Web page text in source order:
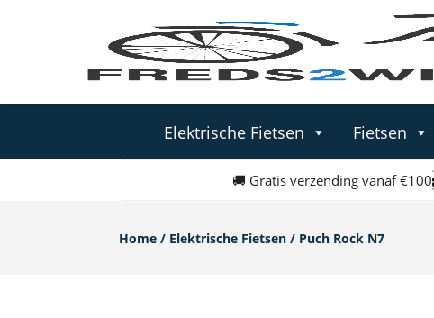
Elektrische Fietsen Fietsen
🚚 Gratis verzending vanaf €100
Home / Elektrische Fietsen / Puch Rock N7